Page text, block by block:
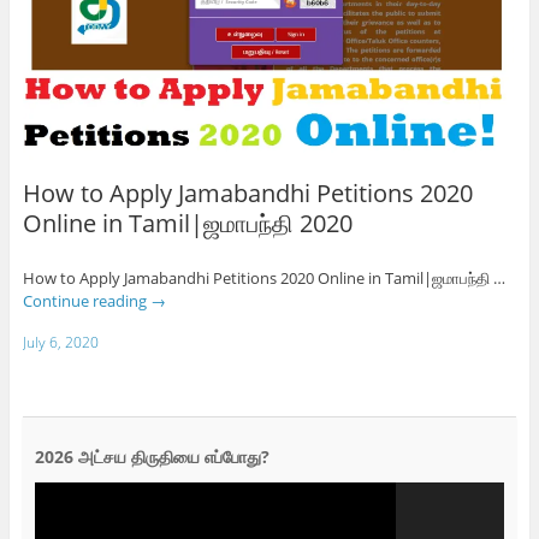
How to Apply Jamabandhi Petitions 2020
Online in Tamil|ஜமாபந்தி 2020
How to Apply Jamabandhi Petitions 2020 Online in Tamil|ஜமாபந்தி …
Continue reading →
July 6, 2020
2026 அட்சய திருதியை எப்போது?